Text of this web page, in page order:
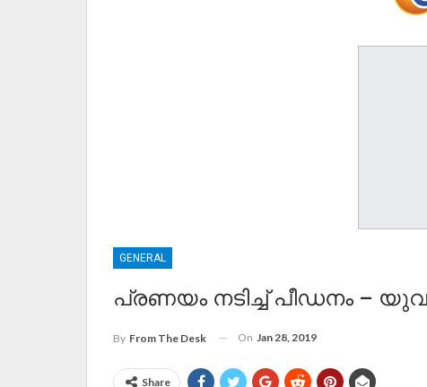
GENERAL
പ്രണയം നടിച്ച് പീഡനം –
By From The Desk On Jan 28, 2019
Share